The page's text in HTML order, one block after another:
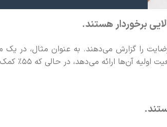
برخوردار هستند.
می‌دهد، در حالی که 55٪ کمک زیادی را گزارش کردند.